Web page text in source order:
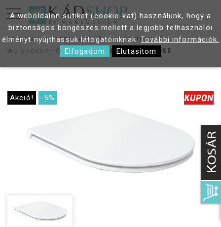
FŐOLDAL TERMÉKEK
KIEGÉSZÍTŐK
WC KIEGÉSZÍTŐK
WELLIS ADELE WC ÜLŐKE
Akció! -5%
A weboldalon sütiket (cookie-kat) használunk, hogy a
biztonságos böngészés mellett a legjobb felhasználói
élményt nyújthassuk látogatóinknak.További információk.
Elfogadom
Elutasítom